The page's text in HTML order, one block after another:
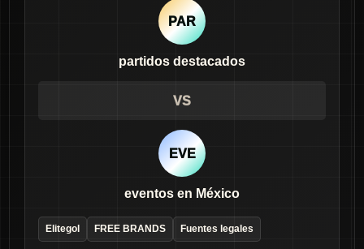
PAR
partidos destacados
VS
EVE
eventos en México
Elitegol FREE BRANDS Fuentes legales